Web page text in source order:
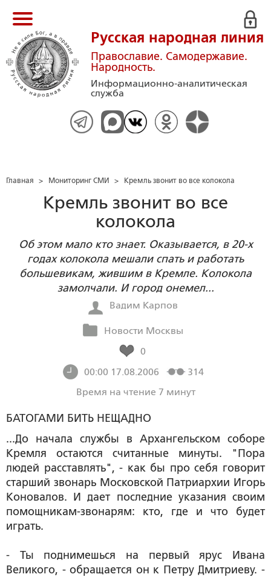
Русская народная линия
Православие. Самодержавие.
Народность.
Информационно-аналитическая
служба
Главная > Мониторинг СМИ > Кремль звонит во все колокола
Кремль звонит во все
колокола
Об этом мало кто знает. Оказывается, в 20-х
годах колокола мешали спать и работать
большевикам, жившим в Кремле. Колокола
замолчали. И город онемел...
Вадим Карпов
Новости Москвы
0
00:00 17.08.2006
314
Время на чтение 7 минут
БАТОГАМИ БИТЬ НЕЩАДНО
...До начала службы в Архангельском соборе
Кремля остаются считанные минуты. "Пора
людей расставлять", - как бы про себя говорит
старший звонарь Московской Патриархии Игорь
Коновалов. И дает последние указания своим
помощникам-звонарям: кто, где и что будет
играть.
- Ты поднимешься на первый ярус Ивана
Великого, - обращается он к Петру Дмитриеву. -